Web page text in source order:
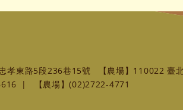
孝東路5段236巷15號
【農場】110022 臺
|
【農場】(02)2722-4771